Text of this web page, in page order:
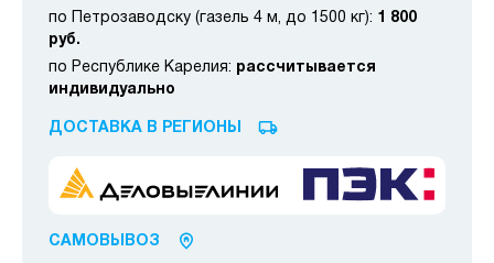
по Петрозаводску (газель 4 м, до 1500 кг): 1 800
руб.
по Республике Карелия: рассчитывается
индивидуально
ДОСТАВКА В РЕГИОНЫ
САМОВЫВОЗ